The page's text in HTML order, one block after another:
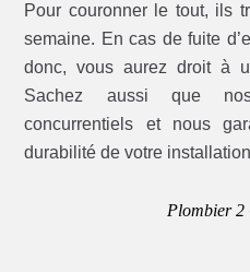
Pour couronner le tout, ils
semaine. En cas de fuite
donc, vous aurez droit à
Sachez aussi que
concurrentiels et nous
durabilité de votre
Plombier 2